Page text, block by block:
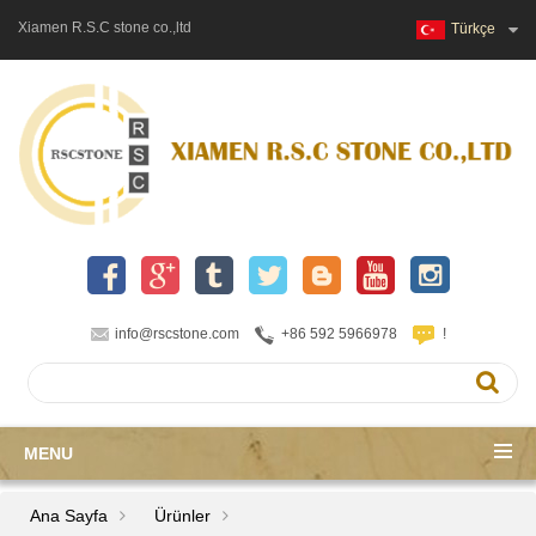
Xiamen R.S.C stone co.,ltd Türkçe
info@rscstone.com +86 592 5966978 !
MENU
Ana Sayfa Ürünler